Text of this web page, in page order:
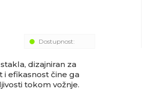
Dostupnost:
dizajniran za
i efikasnost čine ga
tokom vožnje.